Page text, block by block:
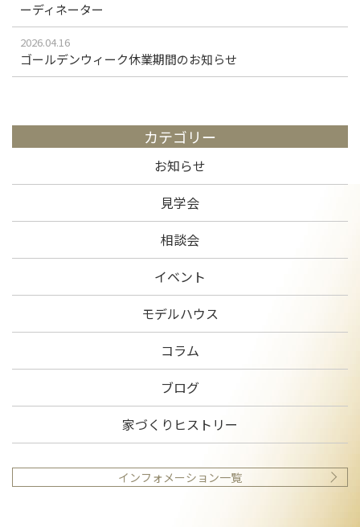
ーディネーター
2026.04.16
ゴールデンウィーク休業期間のお知らせ
カテゴリー
お知らせ
見学会
相談会
イベント
モデルハウス
コラム
ブログ
家づくりヒストリー
インフォメーション一覧